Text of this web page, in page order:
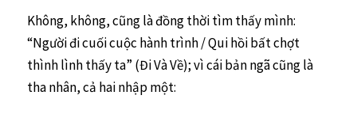
Không, không, cũng là đồng thời tìm thấy mình:
“Người đi cuối cuộc hành trình / Qui hồi bất chợt
thình lình thấy ta” (Đi Và Về); vì cái bản ngã cũng là
tha nhân, cả hai nhập một: